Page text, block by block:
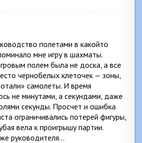
полетами в какойто
мне игру в шахматы.
полем была не доска, а все
чернобелых клеточек — зоны,
самолеты. И время
не минутами, а секундами, даже
секунды. Просчет и ошибка
ограничивались потерей фигуры,
вела к проигрышу партии.
руководителя…